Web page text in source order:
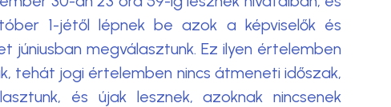
1-jétől lépnek be azok a képviselők és
júniusban megválasztunk. Ez ilyen értelemben
tehát jogi értelemben nincs átmeneti időszak,
és újak lesznek, azoknak nincsenek